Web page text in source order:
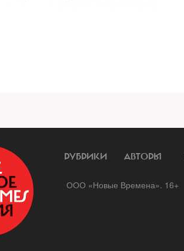
РУБРИКИ АВТОРЫ
ООО «Новые Времена». 16+